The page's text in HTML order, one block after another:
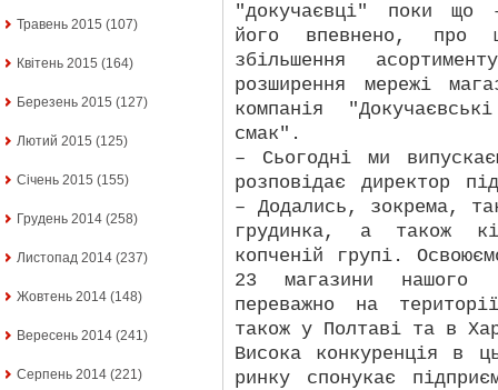
Травень 2015 (107)
Квітень 2015 (164)
Березень 2015 (127)
Лютий 2015 (125)
Січень 2015 (155)
Грудень 2014 (258)
Листопад 2014 (237)
Жовтень 2014 (148)
Вересень 2014 (241)
Серпень 2014 (221)
"докучаєвці" поки що
його впевнено, про
збільшення
розширення мережі
компанія
смак".
– Сьогодні ми
розповідає директор
– Додались, зокрема,
грудинка, а також
копченій групі.
23 магазини нашого
переважно на
також у Полтаві та в
Висока конкуренція в
ринку спонукає